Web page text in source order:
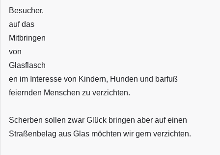
Besucher,
auf das
Mitbringen
von
Glasflasch
en im Interesse von Kindern, Hunden und barfuß
feiernden Menschen zu verzichten.
Scherben sollen zwar Glück bringen aber auf einen
Straßenbelag aus Glas möchten wir gern verzichten.